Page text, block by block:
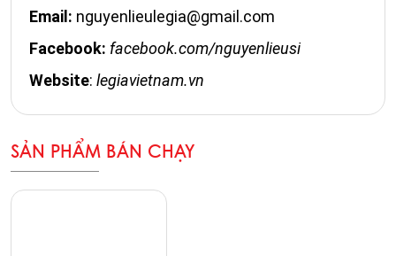
Email: nguyenlieulegia@gmail.com
Facebook: facebook.com/nguyenlieusi
Website: legiavietnam.vn
SẢN PHẨM BÁN CHẠY